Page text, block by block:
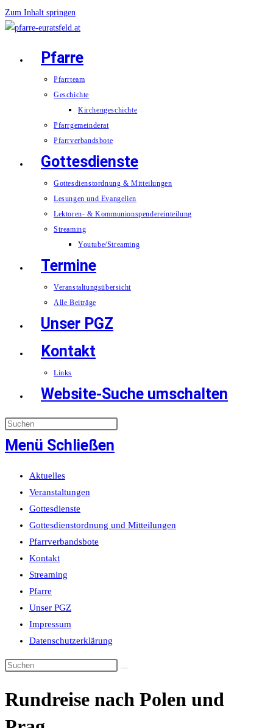
Zum Inhalt springen
Pfarre
Pfarrteam
Geschichte
Kirchengeschichte
Pfarrgemeinderat
Pfarrverbandsbote
Gottesdienste
Gottesdienstordnung & Mitteilungen
Lesungen und Evangelien
Lektoren- & Kommunionspendereinteilung
Streaming
Youtube/Streaming
Termine
Veranstaltungsübersicht
Alle Beiträge
Unser PGZ
Kontakt
Links
Website-Suche umschalten
Menü Schließen
Aktuelles
Veranstaltungen
Gottesdienste
Gottesdienstordnung und Mitteilungen
Pfarrverbandsbote
Kontakt
Streaming
Pfarre
Unser PGZ
Impressum
Datenschutzerklärung
Rundreise nach Polen und